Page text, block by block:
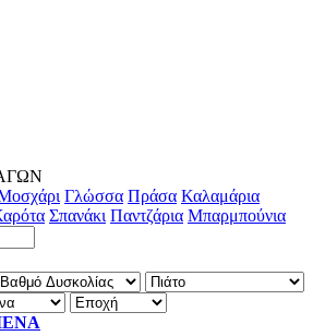
Γλώσσα Πράσα Καλαμάρια
Σπανάκι Παντζάρια Μπαρμπούνια